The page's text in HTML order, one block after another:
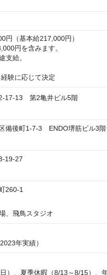
円（基本給217,000円）
円を含みます。
給。
験に応じて決定
17-13 第2亀井ビル5階
備後町1-7-3 ENDO堺筋ビル3階
19-27
260-1
、飛鳥スタジオ
年実績）
）、夏季休暇（8/13～8/15）、